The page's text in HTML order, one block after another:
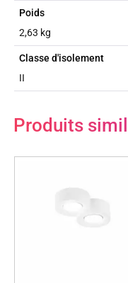
Poids
2,63 kg
Classe d'isolement
II
Produits